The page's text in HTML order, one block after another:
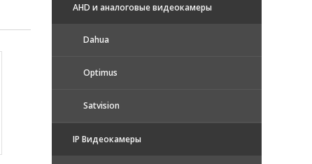
AHD и аналоговые видеокамеры
Dahua
Optimus
Satvision
IP Видеокамеры